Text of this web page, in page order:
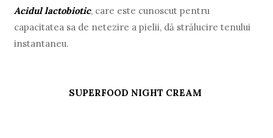
Acidul lactobiotic, care este cunoscut pentru
capacitatea sa de netezire a pielii, dă strălucire tenului
instantaneu.
SUPERFOOD NIGHT CREAM